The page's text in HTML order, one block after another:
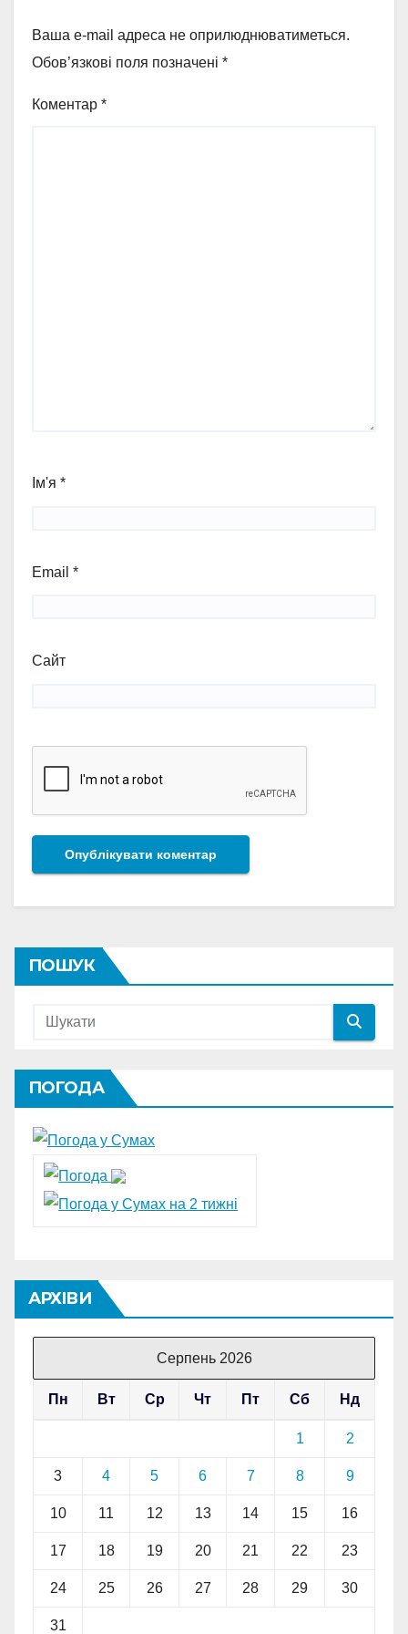
Ваша e-mail адреса не оприлюднюватиметься.
Обов’язкові поля позначені *
Коментар *
Ім'я *
Email *
Сайт
ПОШУК
ПОГОДА
АРХІВИ
Серпень 2026
Пн Вт Ср Чт Пт Сб Нд
1 2
3 4 5 6 7 8 9
10 11 12 13 14 15 16
17 18 19 20 21 22 23
24 25 26 27 28 29 30
31